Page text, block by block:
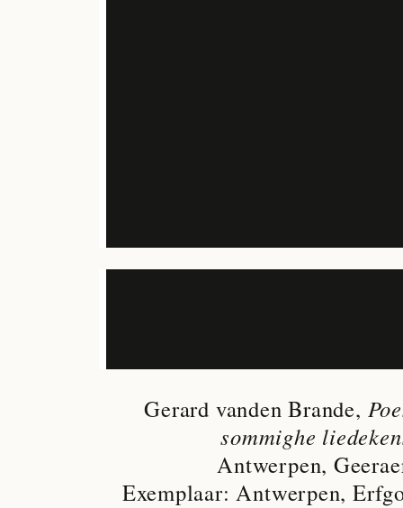
Gerard vanden Brande,
sommighe
Antwerpen,
Exemplaar: Antwerpen,